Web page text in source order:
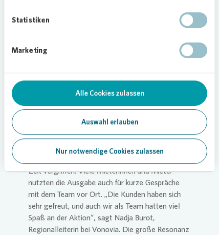
Statistiken
Marketing
Alle Cookies zulassen
Auswahl erlauben
Nur notwendige Cookies zulassen
Gordon Zitzmann (Objektbetreuer), Nadja Burot
(Gärtner), Stephan Hentschel (Gärtner), René Jannasch
Sophie Hinz (Auszubildende).
Große Resonanz im Kirchsteigfeld
Besonders im Kirchsteigfeld war die Nachfrage
Zeit vergriffen. Viele Mieterinnen und Mieter
nutzten die Ausgabe auch für kurze Gespräche
mit dem Team vor Ort. „Die Kunden haben sich
sehr gefreut, und auch wir als Team hatten viel
Spaß an der Aktion“, sagt Nadja Burot,
Regionalleiterin bei Vonovia. Die große Resonanz